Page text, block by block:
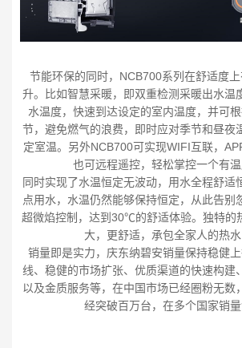
节能环保的同时，NCB700系列在舒适度
升。比如智慧采暖，即双重检测采暖出水温
水温度，快速到达设定的室内温度，并可
节，避免燃气的浪费，即时应对季节和昼夜
定室温。另外NCB700可实现WIFI互联，
也可远程遥控，轻松掌控一个有温
同时实现了水温恒定无波动，用水全程舒适
点用水，水温仍然能够保持恒定，从此告别
超微焰控制，达到30℃的舒适体验。独特的
大，更舒适，承包全家人的热水
销量即是实力，庆东纳碧安销量保持稳健
线、稳健的市场扩张、优质渠道的快速构建
以及金质服务等，在中国市场已经圈粉无数
经突破百万台，在多个国家销量